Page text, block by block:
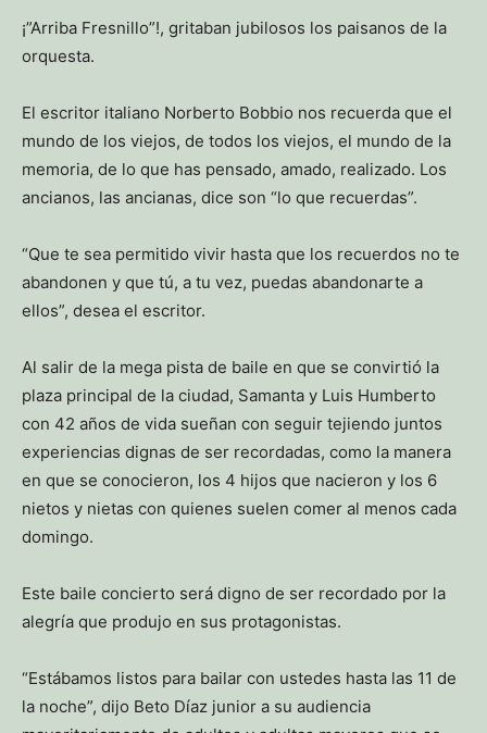
¡”Arriba Fresnillo”!, gritaban jubilosos los paisanos de la
orquesta.
El escritor italiano Norberto Bobbio nos recuerda que el
mundo de los viejos, de todos los viejos, el mundo de la
memoria, de lo que has pensado, amado, realizado. Los
ancianos, las ancianas, dice son “lo que recuerdas”.
“Que te sea permitido vivir hasta que los recuerdos no te
abandonen y que tú, a tu vez, puedas abandonarte a
ellos”, desea el escritor.
Al salir de la mega pista de baile en que se convirtió la
plaza principal de la ciudad, Samanta y Luis Humberto
con 42 años de vida sueñan con seguir tejiendo juntos
experiencias dignas de ser recordadas, como la manera
en que se conocieron, los 4 hijos que nacieron y los 6
nietos y nietas con quienes suelen comer al menos cada
domingo.
Este baile concierto será digno de ser recordado por la
alegría que produjo en sus protagonistas.
“Estábamos listos para bailar con ustedes hasta las 11 de
la noche”, dijo Beto Díaz junior a su audiencia